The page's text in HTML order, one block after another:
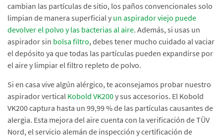
cambian las partículas de sitio, los paños convencionales solo
limpian de manera superficial y un aspirador viejo puede
devolver el polvo y las bacterias al aire. Además, si usas un
aspirador sin bolsa filtro, debes tener mucho cuidado al vaciar
el depósito ya que todas las partículas pueden expandirse por
el aire y limpiar el filtro repleto de polvo.
Si en casa vive algún alérgico, te aconsejamos probar nuestro
aspirador vertical Kobold VK200y sus accesorios. El Kobold
VK200 captura hasta un 99,99 % de las partículas causantes de
alergia. Esta mejora del aire cuenta con la verificación de TÜV
Nord, el servicio alemán de inspección y certificación de